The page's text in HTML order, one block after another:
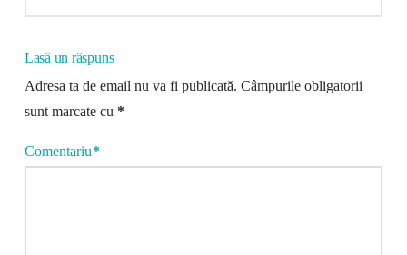
Lasă un răspuns
Adresa ta de email nu va fi publicată. Câmpurile obligatorii
sunt marcate cu *
Comentariu*